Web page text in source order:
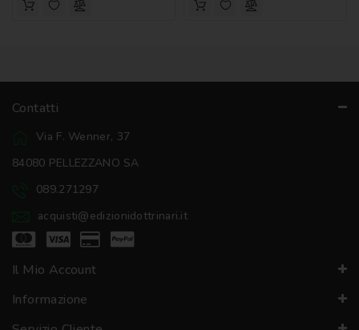
Contatti
Via F. Wenner, 37
84080 PELLEZZANO SA
089.271297
acquisti@edizionidottrinari.it
Il Mio Account
Informazione